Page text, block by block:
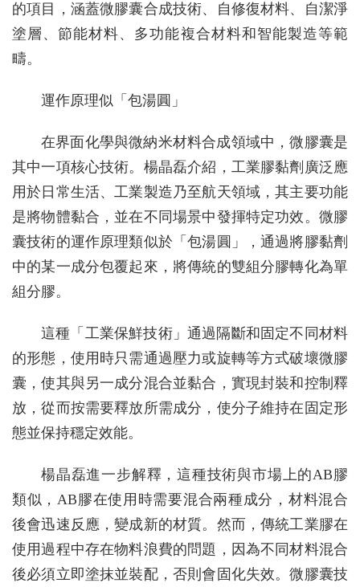
的項目，涵蓋微膠囊合成技術、自修復材料、自潔淨
塗層、節能材料、多功能複合材料和智能製造等範
疇。
運作原理似「包湯圓」
在界面化學與微納米材料合成領域中，微膠囊是
其中一項核心技術。楊晶磊介紹，工業膠黏劑廣泛應
用於日常生活、工業製造乃至航天領域，其主要功能
是將物體黏合，並在不同場景中發揮特定功效。微膠
囊技術的運作原理類似於「包湯圓」，通過將膠黏劑
中的某一成分包覆起來，將傳統的雙組分膠轉化為單
組分膠。
這種「工業保鮮技術」通過隔斷和固定不同材料
的形態，使用時只需通過壓力或旋轉等方式破壞微膠
囊，使其與另一成分混合並黏合，實現封裝和控制釋
放，從而按需要釋放所需成分，使分子維持在固定形
態並保持穩定效能。
楊晶磊進一步解釋，這種技術與市場上的AB膠
類似，AB膠在使用時需要混合兩種成分，材料混合
後會迅速反應，變成新的材質。然而，傳統工業膠在
使用過程中存在物料浪費的問題，因為不同材料混合
後必須立即塗抹並裝配，否則會固化失效。微膠囊技